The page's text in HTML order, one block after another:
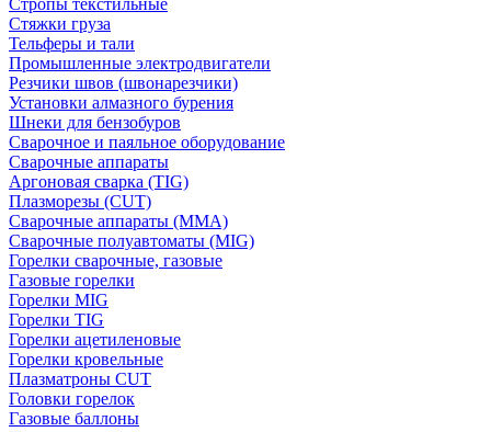
Стропы текстильные
Стяжки груза
Тельферы и тали
Промышленные электродвигатели
Резчики швов (швонарезчики)
Установки алмазного бурения
Шнеки для бензобуров
Сварочное и паяльное оборудование
Сварочные аппараты
Аргоновая сварка (TIG)
Плазморезы (CUT)
Сварочные аппараты (MMA)
Сварочные полуавтоматы (MIG)
Горелки сварочные, газовые
Газовые горелки
Горелки MIG
Горелки TIG
Горелки ацетиленовые
Горелки кровельные
Плазматроны CUT
Головки горелок
Газовые баллоны